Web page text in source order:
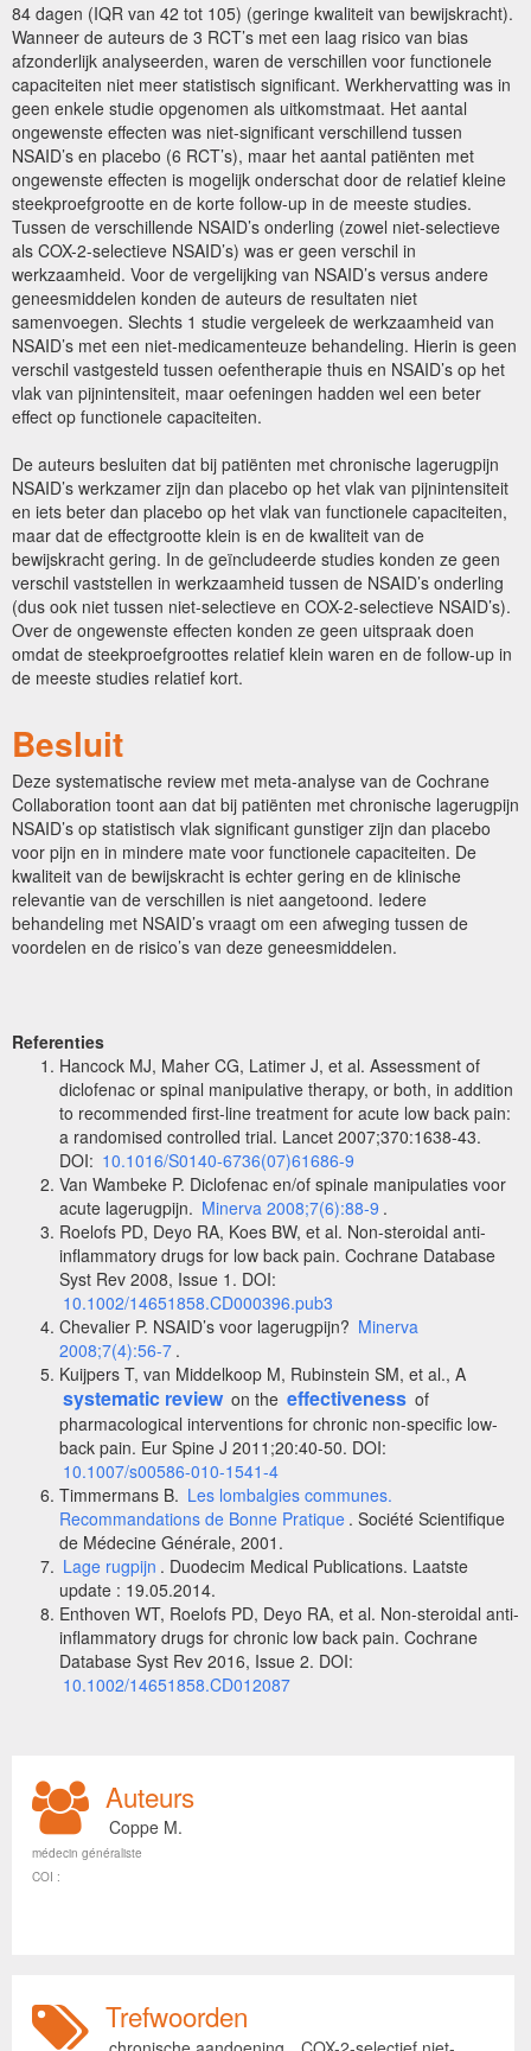
84 dagen (IQR van 42 tot 105) (geringe kwaliteit van bewijskracht).
Wanneer de auteurs de 3 RCT’s met een laag risico van bias
afzonderlijk analyseerden, waren de verschillen voor functionele
capaciteiten niet meer statistisch significant. Werkhervatting was in
geen enkele studie opgenomen als uitkomstmaat. Het aantal
ongewenste effecten was niet-significant verschillend tussen
NSAID’s en placebo (6 RCT’s), maar het aantal patiënten met
ongewenste effecten is mogelijk onderschat door de relatief kleine
steekproefgrootte en de korte follow-up in de meeste studies.
Tussen de verschillende NSAID’s onderling (zowel niet-selectieve
als COX-2-selectieve NSAID’s) was er geen verschil in
werkzaamheid. Voor de vergelijking van NSAID’s versus andere
geneesmiddelen konden de auteurs de resultaten niet
samenvoegen. Slechts 1 studie vergeleek de werkzaamheid van
NSAID’s met een niet-medicamenteuze behandeling. Hierin is geen
verschil vastgesteld tussen oefentherapie thuis en NSAID’s op het
vlak van pijnintensiteit, maar oefeningen hadden wel een beter
effect op functionele capaciteiten.
De auteurs besluiten dat bij patiënten met chronische lagerugpijn
NSAID’s werkzamer zijn dan placebo op het vlak van pijnintensiteit
en iets beter dan placebo op het vlak van functionele capaciteiten,
maar dat de effectgrootte klein is en de kwaliteit van de
bewijskracht gering. In de geïncludeerde studies konden ze geen
verschil vaststellen in werkzaamheid tussen de NSAID’s onderling
(dus ook niet tussen niet-selectieve en COX-2-selectieve NSAID’s).
Over de ongewenste effecten konden ze geen uitspraak doen
omdat de steekproefgroottes relatief klein waren en de follow-up in
de meeste studies relatief kort.
Besluit
Deze systematische review met meta-analyse van de Cochrane
Collaboration toont aan dat bij patiënten met chronische lagerugpijn
NSAID’s op statistisch vlak significant gunstiger zijn dan placebo
voor pijn en in mindere mate voor functionele capaciteiten. De
kwaliteit van de bewijskracht is echter gering en de klinische
relevantie van de verschillen is niet aangetoond. Iedere
behandeling met NSAID’s vraagt om een afweging tussen de
voordelen en de risico’s van deze geneesmiddelen.
Referenties
Hancock MJ, Maher CG, Latimer J, et al. Assessment of
diclofenac or spinal manipulative therapy, or both, in addition
to recommended first-line treatment for acute low back pain:
a randomised controlled trial. Lancet 2007;370:1638-43.
DOI: 10.1016/S0140-6736(07)61686-9
Van Wambeke P. Diclofenac en/of spinale manipulaties voor
acute lagerugpijn. Minerva 2008;7(6):88-9 .
Roelofs PD, Deyo RA, Koes BW, et al. Non-steroidal anti-
inflammatory drugs for low back pain. Cochrane Database
Syst Rev 2008, Issue 1. DOI:
10.1002/14651858.CD000396.pub3
Chevalier P. NSAID’s voor lagerugpijn? Minerva
2008;7(4):56-7 .
Kuijpers T, van Middelkoop M, Rubinstein SM, et al., A
systematic review on the effectiveness of
pharmacological interventions for chronic non-specific low-
back pain. Eur Spine J 2011;20:40-50. DOI:
10.1007/s00586-010-1541-4
Timmermans B. Les lombalgies communes.
Recommandations de Bonne Pratique . Société Scientifique
de Médecine Générale, 2001.
Lage rugpijn . Duodecim Medical Publications. Laatste
update : 19.05.2014.
Enthoven WT, Roelofs PD, Deyo RA, et al. Non-steroidal anti-
inflammatory drugs for chronic low back pain. Cochrane
Database Syst Rev 2016, Issue 2. DOI:
10.1002/14651858.CD012087
Auteurs
Coppe M.
médecin généraliste
COI :
Trefwoorden